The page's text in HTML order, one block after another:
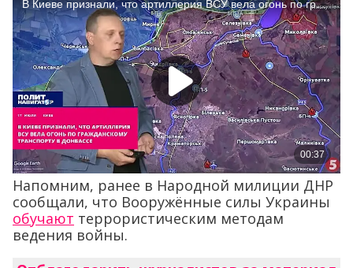
Напомним, ранее в Народной милиции ДНР
сообщали, что Вооружённые силы Украины
обучают террористическим методам
ведения войны.